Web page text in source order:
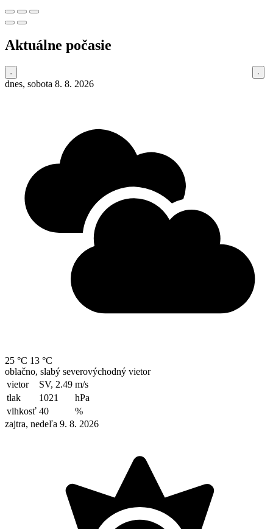
Aktuálne počasie
dnes, sobota 8. 8. 2026
25 °C 13 °C
oblačno, slabý severovýchodný vietor
vietor
SV, 2.49 m/s
tlak
1021
hPa
vlhkosť 40
%
zajtra, nedeľa 9. 8. 2026